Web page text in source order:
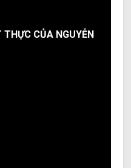
CỦA NGUYỄN